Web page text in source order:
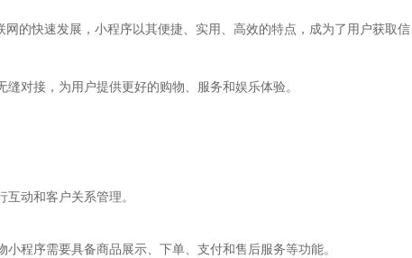
的快速发展，小程序以其便捷、实用、高效的特点，成为了用户获取信
对接，为用户提供更好的购物、服务和娱乐体验。
动和客户关系管理。
程序需要具备商品展示、下单、支付和售后服务等功能。